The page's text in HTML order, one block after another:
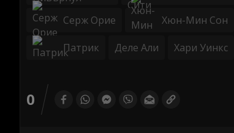
Серж Орие Хюн-Мин Сон
Патрик Деле Али Хари Уинкс
0